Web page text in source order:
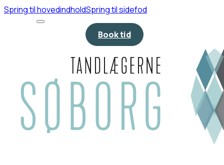
Spring til hovedindholdSpring til sidefod
Book tid